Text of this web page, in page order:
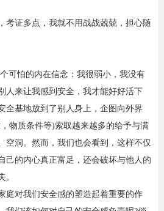
考证多点，我就不用战战兢兢，担心随
可怕的内在信念：我很弱小，我没有
人来让我感到安全，我才能好好活下
全基地放到了别人身上，企图向外界
物质条件等)索取越来越多的给予与满
空洞。然而，我们也会看到，这样不仅
己的内心真正富足，还会破坏与他人的
。
庭对我们安全感的塑造起着重要的作